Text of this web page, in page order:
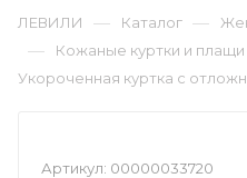
ЛЕВИЛИ — Каталог —
— Кожаные куртки и плащи
Укороченная куртка с
Артикул: 00000033720